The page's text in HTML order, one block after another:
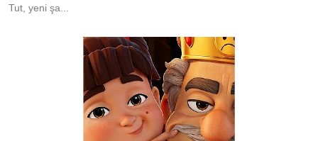
Tut, yeni şa...